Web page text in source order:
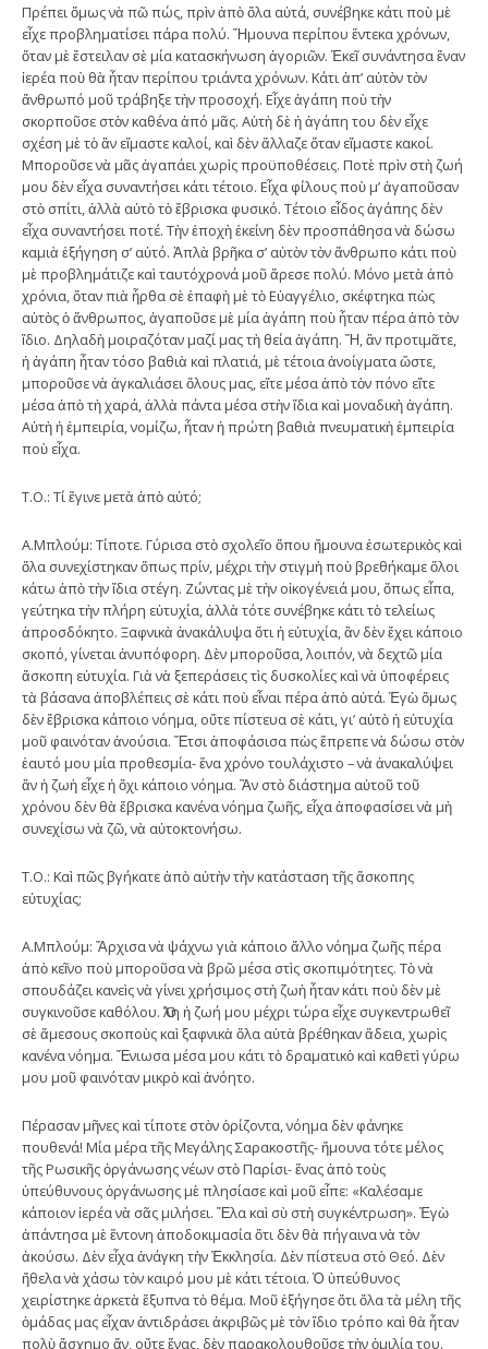
Πρέπει ὅμως νὰ πῶ πώς, πρὶν ἀπὸ ὅλα αὐτά, συνέβηκε κάτι ποὺ μὲ
εἶχε προβληματίσει πάρα πολύ. Ἤμουνα περίπου ἕντεκα χρόνων,
ὅταν μὲ ἔστειλαν σὲ μία κατασκήνωση ἀγοριῶν. Ἐκεῖ συνάντησα ἕναν
ἱερέα ποὺ θὰ ἦταν περίπου τριάντα χρόνων. Κάτι ἀπ’ αὐτὸν τὸν
ἄνθρωπό μοῦ τράβηξε τὴν προσοχή. Εἶχε ἀγάπη ποὺ τὴν
σκορποῦσε στὸν καθένα ἀπό μᾶς. Αὐτὴ δὲ ἡ ἀγάπη του δὲν εἶχε
σχέση μὲ τὸ ἂν εἴμαστε καλοί, καὶ δὲν ἄλλαζε ὅταν εἴμαστε κακοί.
Μποροῦσε νὰ μᾶς ἀγαπάει χωρὶς προϋποθέσεις. Ποτὲ πρὶν στὴ ζωή
μου δὲν εἶχα συναντήσει κάτι τέτοιο. Εἶχα φίλους ποὺ μ’ ἀγαποῦσαν
στὸ σπίτι, ἀλλὰ αὐτὸ τὸ ἔβρισκα φυσικό. Τέτοιο εἶδος ἀγάπης δὲν
εἶχα συναντήσει ποτέ. Τὴν ἐποχὴ ἐκείνη δὲν προσπάθησα νὰ δώσω
καμιὰ ἐξήγηση σ’ αὐτό. Ἁπλὰ βρῆκα σ’ αὐτὸν τὸν ἄνθρωπο κάτι ποὺ
μὲ προβλημάτιζε καὶ ταυτόχρονά μοῦ ἄρεσε πολύ. Μόνο μετὰ ἀπὸ
χρόνια, ὅταν πιὰ ἦρθα σὲ ἐπαφὴ μὲ τὸ Εὐαγγέλιο, σκέφτηκα πὼς
αὐτὸς ὁ ἄνθρωπος, ἀγαποῦσε μὲ μία ἀγάπη ποὺ ἦταν πέρα ἀπὸ τὸν
ἴδιο. Δηλαδὴ μοιραζόταν μαζί μας τὴ θεία ἀγάπη. Ἤ, ἂν προτιμᾶτε,
ἡ ἀγάπη ἦταν τόσο βαθιὰ καὶ πλατιά, μὲ τέτοια ἀνοίγματα ὥστε,
μποροῦσε νὰ ἀγκαλιάσει ὅλους μας, εἴτε μέσα ἀπὸ τὸν πόνο εἴτε
μέσα ἀπὸ τὴ χαρά, ἀλλὰ πάντα μέσα στὴν ἴδια καὶ μοναδικὴ ἀγάπη.
Αὐτὴ ἡ ἐμπειρία, νομίζω, ἦταν ἡ πρώτη βαθιὰ πνευματικὴ ἐμπειρία
ποὺ εἶχα.
Τ.Ο.: Τί ἔγινε μετὰ ἀπὸ αὐτό;
Α.Μπλούμ: Τίποτε. Γύρισα στὸ σχολεῖο ὅπου ἤμουνα ἐσωτερικὸς καὶ
ὅλα συνεχίστηκαν ὅπως πρίν, μέχρι τὴν στιγμὴ ποὺ βρεθήκαμε ὅλοι
κάτω ἀπὸ τὴν ἴδια στέγη. Ζώντας μὲ τὴν οἰκογένειά μου, ὅπως εἶπα,
γεύτηκα τὴν πλήρη εὐτυχία, ἀλλὰ τότε συνέβηκε κάτι τὸ τελείως
ἀπροσδόκητο. Ξαφνικὰ ἀνακάλυψα ὅτι ἡ εὐτυχία, ἂν δὲν ἔχει κάποιο
σκοπό, γίνεται ἀνυπόφορη. Δὲν μποροῦσα, λοιπόν, νὰ δεχτῶ μία
ἄσκοπη εὐτυχία. Γιὰ νὰ ξεπεράσεις τὶς δυσκολίες καὶ νὰ ὑποφέρεις
τὰ βάσανα ἀποβλέπεις σὲ κάτι ποὺ εἶναι πέρα ἀπὸ αὐτά. Ἐγὼ ὅμως
δὲν ἔβρισκα κάποιο νόημα, οὔτε πίστευα σὲ κάτι, γι’ αὐτὸ ἡ εὐτυχία
μοῦ φαινόταν ἀνούσια. Ἔτσι ἀποφάσισα πὼς ἔπρεπε νὰ δώσω στὸν
ἑαυτό μου μία προθεσμία- ἕνα χρόνο τουλάχιστο – νὰ ἀνακαλύψει
ἂν ἡ ζωὴ εἶχε ἡ ὄχι κάποιο νόημα. Ἂν στὸ διάστημα αὐτοῦ τοῦ
χρόνου δὲν θὰ ἔβρισκα κανένα νόημα ζωῆς, εἶχα ἀποφασίσει νὰ μὴ
συνεχίσω νὰ ζῶ, νὰ αὐτοκτονήσω.
Τ.Ο.: Καὶ πῶς βγήκατε ἀπὸ αὐτὴν τὴν κατάσταση τῆς ἄσκοπης
εὐτυχίας;
Α.Μπλούμ: Ἄρχισα νὰ ψάχνω γιὰ κάποιο ἄλλο νόημα ζωῆς πέρα
ἀπὸ κεῖνο ποὺ μποροῦσα νὰ βρῶ μέσα στὶς σκοπιμότητες. Τὸ νὰ
σπουδάζει κανεὶς νὰ γίνει χρήσιμος στὴ ζωὴ ἦταν κάτι ποὺ δὲν μὲ
συγκινοῦσε καθόλου. Ὅλη ἡ ζωή μου μέχρι τώρα εἶχε συγκεντρωθεῖ
σὲ ἄμεσους σκοποὺς καὶ ξαφνικὰ ὅλα αὐτὰ βρέθηκαν ἄδεια, χωρὶς
κανένα νόημα. Ἔνιωσα μέσα μου κάτι τὸ δραματικὸ καὶ καθετὶ γύρω
μου μοῦ φαινόταν μικρὸ καὶ ἀνόητο.
Πέρασαν μῆνες καὶ τίποτε στὸν ὁρίζοντα, νόημα δὲν φάνηκε
πουθενά! Μία μέρα τῆς Μεγάλης Σαρακοστῆς- ἤμουνα τότε μέλος
τῆς Ρωσικῆς ὀργάνωσης νέων στὸ Παρίσι- ἕνας ἀπὸ τοὺς
ὑπεύθυνους ὀργάνωσης μὲ πλησίασε καὶ μοῦ εἶπε: «Καλέσαμε
κάποιον ἱερέα νὰ σᾶς μιλήσει. Ἔλα καὶ σὺ στὴ συγκέντρωση». Ἐγὼ
ἀπάντησα μὲ ἔντονη ἀποδοκιμασία ὅτι δὲν θὰ πήγαινα νὰ τὸν
ἀκούσω. Δὲν εἶχα ἀνάγκη τὴν Ἐκκλησία. Δὲν πίστευα στὸ Θεό. Δὲν
ἤθελα νὰ χάσω τὸν καιρό μου μὲ κάτι τέτοια. Ὁ ὑπεύθυνος
χειρίστηκε ἀρκετὰ ἔξυπνα τὸ θέμα. Μοῦ ἐξήγησε ὅτι ὅλα τὰ μέλη τῆς
ὁμάδας μας εἶχαν ἀντιδράσει ἀκριβῶς μὲ τὸν ἴδιο τρόπο καὶ θὰ ἦταν
πολὺ ἄσχημο ἄν, οὔτε ἕνας, δὲν παρακολουθοῦσε τὴν ὁμιλία του.